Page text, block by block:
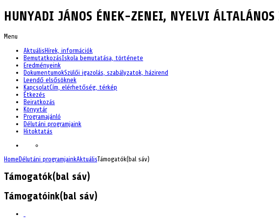
HUNYADI JÁNOS ÉNEK-ZENEI, NYELVI
Menu
Aktuális Hírek, információk
BemutatkozásIskola bemutatása, története
Eredményeink
DokumentumokSzülői igazolás, szabályzatok, házirend
Leendő elsősöknek
KapcsolatCím, elérhetőség, térkép
Étkezés
Beiratkozás
Könyvtár
Programajánló
Délutáni programjaink
Hitoktatás
Home Délutáni programjainkAktuálisTámogatók(bal sáv)
Támogatók(bal sáv)
Támogatóink(bal sáv)